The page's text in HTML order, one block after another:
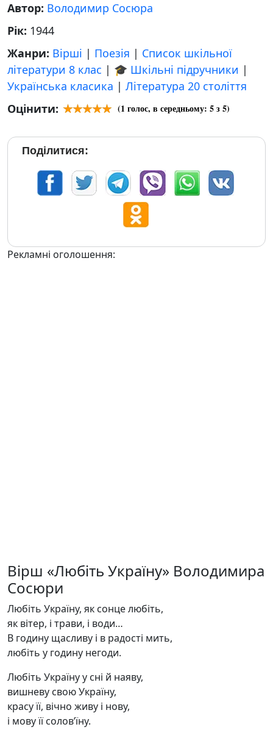
Автор: Володимир Сосюра
Рік: 1944
Жанри: Вірші | Поезія | Список шкільної
літератури 8 клас | 🎓 Шкільні підручники |
Українська класика | Література 20 століття
Оцінити:
(1 голос, в середньому: 5з 5)
Поділитися:
Рекламні оголошення:
Вірш «Любіть Україну» Володимира
Сосюри
Любіть Україну, як сонце любіть,
як вітер, і трави, і води…
В годину щасливу і в радості мить,
любіть у годину негоди.
Любіть Україну у сні й наяву,
вишневу свою Україну,
красу її, вічно живу і нову,
і мову її солов’їну.